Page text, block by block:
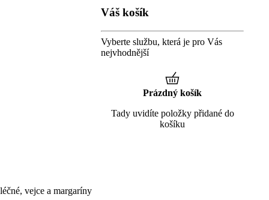
vejce a margaríny
Váš košík
Vyberte službu, která je pro Vás
nejvhodnější
Prázdný košík
Tady uvidíte položky přidané do
košíku